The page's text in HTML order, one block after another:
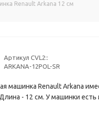
Renault Arkana 12 см
Артикул CVL2::
ARKANA-12POL-SR
машинка Renault Arkana
- 12 см. У машинки есть